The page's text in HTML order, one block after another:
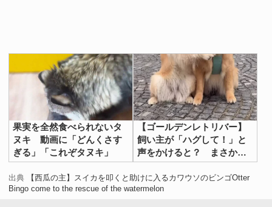
果実を全然食べられないタ
ヌキ 動画に「どんくさす
ぎる」「これぞタヌキ」
【ゴールデンレトリバー】
飼い主が「ハグして！」と
声をかけると？ まさかの
反応に「うらやましい…」
出典
【西瓜の主】スイカを叩くと助けに入るカワウソのビンゴOtter
Bingo come to the rescue of the watermelon